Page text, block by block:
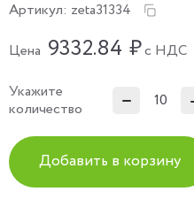
Артикул: zeta31334
Цена 9332.84 ₽с НДС
Укажите
количество
Добавить в корзину